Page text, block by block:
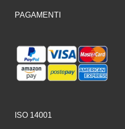
PAGAMENTI
ISO 14001